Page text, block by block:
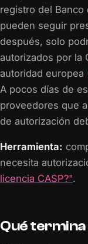
registro del Banco
pueden seguir
después, solo
autorizados por la
autoridad europea
A pocos días de
proveedores que
de autorización
Herramienta:
necesita
licencia CASP?".
Qué termina